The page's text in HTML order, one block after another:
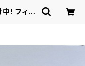
! フィル
- 総合シ